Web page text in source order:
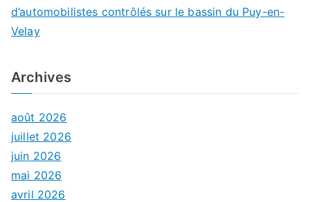
d’automobilistes contrôlés sur le bassin du Puy-en-
Velay
Archives
août 2026
juillet 2026
juin 2026
mai 2026
avril 2026